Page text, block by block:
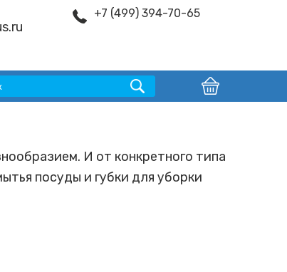
+7 (499) 394-70-65
И от конкретного типа
посуды и губки для уборки